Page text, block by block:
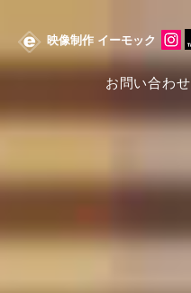
​映像制作 イーモック
お問い合わせ